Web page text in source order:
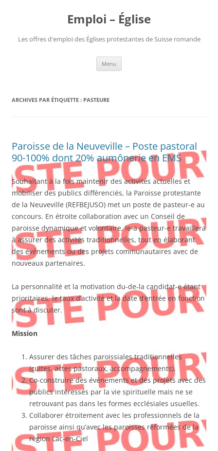
Emploi – Église
Les offres d'emploi des Églises protestantes de Suisse romande
Menu
ARCHIVES PAR ÉTIQUETTE : PASTEURE
Paroisse de la Neuveville – Poste pastoral
90-100% dont 20% aumônerie en EMS
Souhaitant à la fois maintenir des activités actuelles et
mobiliser des publics différenciés, la Paroisse protestante
de la Neuveville (REFBEJUSO) met un poste de pasteur-e au
concours. En étroite collaboration avec un Conseil de
paroisse dynamique et volontaire, le-a pasteur-e travaillera
à assurer des activités traditionnelles, tout en élaborant
des événements ou des projets communautaires avec de
nouveaux partenaires.
La personnalité et la motivation du-de-la candidat-e étant
prioritaires, le taux d’activité et la date d’entrée en fonction
sont à discuter.
Mission
Assurer des tâches paroissiales traditionnelles
(cultes, actes pastoraux, accompagnements).
Co-construire des événements et des projets avec des
publics intéressés par la vie spirituelle mais ne se
retrouvant pas dans les formes ecclésiales usuelles.
Collaborer étroitement avec les professionnels de la
paroisse ainsi qu’avec les paroisses réformées de la
région Lac-en-Ciel